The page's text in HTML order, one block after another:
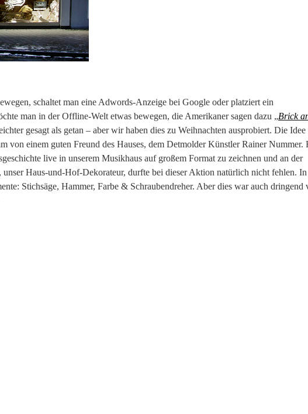
schaltet man eine Adwords-Anzeige bei Google oder platziert ein
man in der Offline-Welt etwas bewegen, die Amerikaner sagen dazu „Brick
gesagt als getan – aber wir haben dies zu Weihnachten ausprobiert. Die Idee
von einem guten Freund des Hauses, dem Detmolder Künstler Rainer Nummer.
live in unserem Musikhaus auf großem Format zu zeichnen und an der
unser Haus-und-Hof-Dekorateur, durfte bei dieser Aktion natürlich nicht fehlen. In
Stichsäge, Hammer, Farbe & Schraubendreher. Aber dies war auch dringend